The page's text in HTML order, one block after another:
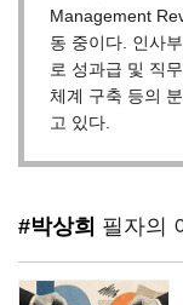
Management
동 중이다. 인사
로 성과급 및 직
체계 구축 등의
고 있다.
#박상희 필자의